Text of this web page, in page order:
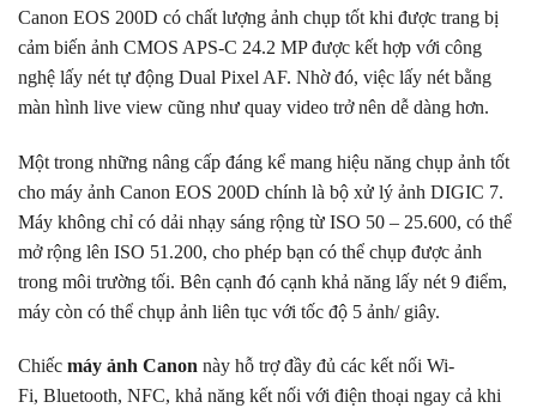
Canon EOS 200D có chất lượng ảnh chụp tốt khi được trang bị
cảm biến ảnh CMOS APS-C 24.2 MP được kết hợp với công
nghệ lấy nét tự động Dual Pixel AF. Nhờ đó, việc lấy nét bằng
màn hình live view cũng như quay video trở nên dễ dàng hơn.
Một trong những nâng cấp đáng kể mang hiệu năng chụp ảnh tốt
cho máy ảnh Canon EOS 200D chính là bộ xử lý ảnh DIGIC 7.
Máy không chỉ có dải nhạy sáng rộng từ ISO 50 – 25.600, có thể
mở rộng lên ISO 51.200, cho phép bạn có thể chụp được ảnh
trong môi trường tối. Bên cạnh đó cạnh khả năng lấy nét 9 điểm,
máy còn có thể chụp ảnh liên tục với tốc độ 5 ảnh/ giây.
Chiếc máy ảnh Canon này hỗ trợ đầy đủ các kết nối Wi-
Fi, Bluetooth, NFC, khả năng kết nối với điện thoại ngay cả khi